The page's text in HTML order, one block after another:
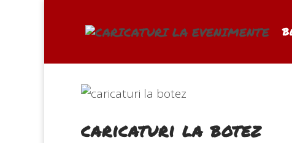
caricaturi la botez